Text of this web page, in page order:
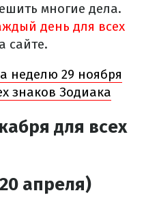
многие дела.
день для всех
сайте.
неделю 29 ноября
знаков Зодиака
для всех
апреля)